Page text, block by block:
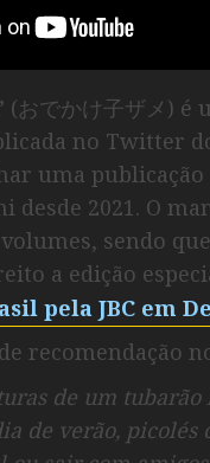
(おでかけ子ザメ)
no Twitter
uma
desde 2021. O
sendo
a edição
pela JBC em
recomendação
de um
de verão, picolés